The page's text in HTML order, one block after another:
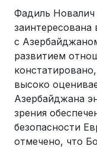
Фадиль Новалич
с
развитием
высоко
Азербайджана
зрения
безопасности
отмечено, что